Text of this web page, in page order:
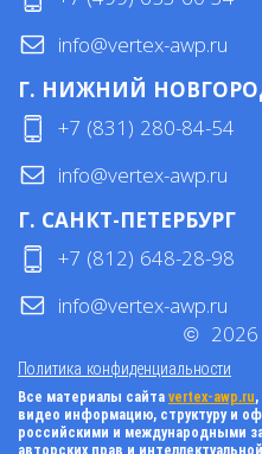
info@vertex-awp.ru
Г. НИЖНИЙ
+7 (831) 280-84-54
info@vertex-awp.ru
Г. САНКТ-ПЕТЕРБУРГ
+7 (812) 648-28-98
info@vertex-awp.ru
Политика конфиденциальности
© 2026
Все материалы сайта vertex-awp.ru
видео информацию, структуру и
российскими и международными
авторских прав и